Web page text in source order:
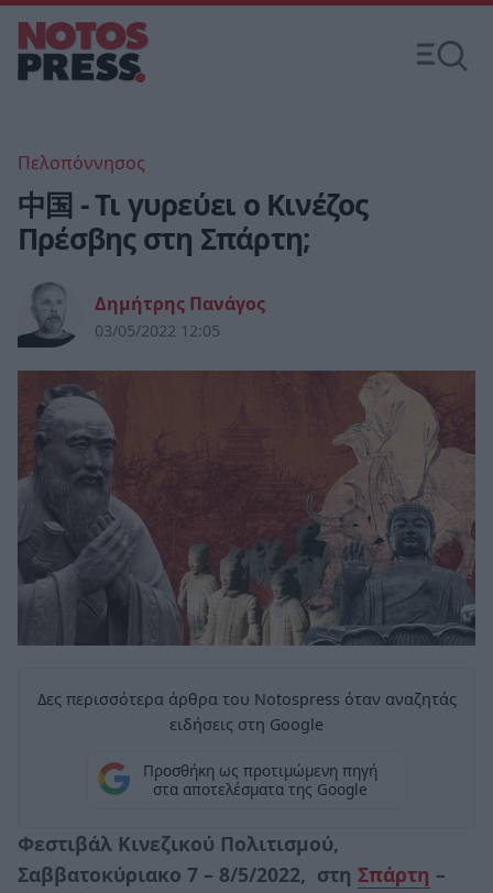
Πελοπόννησος
中国 - Τι γυρεύει ο Κινέζος
Πρέσβης στη Σπάρτη;
Δημήτρης Πανάγος
03/05/2022 12:05
Δες περισσότερα άρθρα του Notospress όταν αναζητάς
ειδήσεις στη Google
Προσθήκη ως προτιμώμενη πηγή
στα αποτελέσματα της Google
Φεστιβάλ Κινεζικού Πολιτισμού,
Σαββατοκύριακο 7 – 8/5/2022, στη Σπάρτη –